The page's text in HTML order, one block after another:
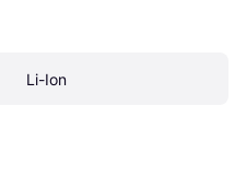
Li-Ion